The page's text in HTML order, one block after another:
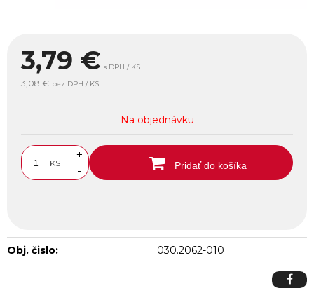
3,79 € s DPH / KS
3,08 € bez DPH / KS
Na objednávku
KS
+
-
Pridať do košíka
Obj. čislo: 030.2062-010